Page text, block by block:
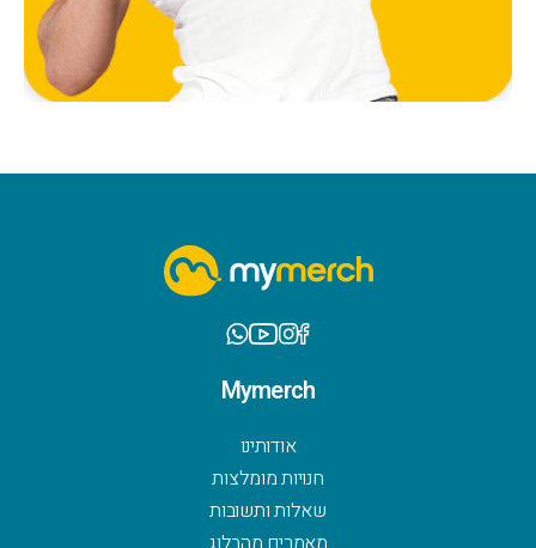
Mymerch
אודותינו
חנויות מומלצות
שאלות ותשובות